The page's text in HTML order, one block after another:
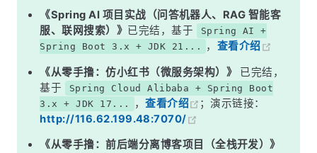
《Spring AI 项目实战（问答机器人、RAG 智能客
服、联网搜索）》 已完结，基于
Spring AI +
Spring Boot 3.x + JDK 21...
， 查看介绍
《从零手撸：仿小红书（微服务架构）》
已完结，
基于
Spring Cloud Alibaba + Spring Boot
3.x + JDK 17...
，查看介绍
；演示链接：
http://116.62.199.48:7070/
《从零手撸：前后端分离博客项目（全栈开发）》